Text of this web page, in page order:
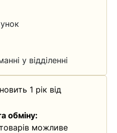
у відділенні
1 рік від
обміну:
можливе